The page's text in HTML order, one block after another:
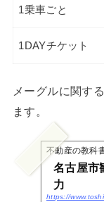
1乗車ごと
1DAYチケット
メーグルに関す
ます。
不動産の教科
名古屋市
力
https://